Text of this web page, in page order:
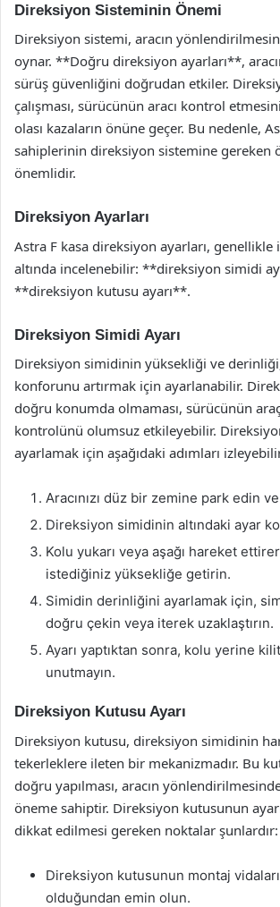
Direksiyon Sisteminin Önemi
Direksiyon sistemi, aracın
oynar. **Doğru direksiyon ayarları**,
sürüş güvenliğini doğrudan etkiler.
çalışması, sürücünün aracı kontrol
olası kazaların önüne geçer. Bu nedenle,
sahiplerinin direksiyon sistemine gereken
önemlidir.
Direksiyon Ayarları
Astra F kasa direksiyon ayarları, genellikle
altında incelenebilir: **direksiyon simidi
**direksiyon kutusu ayarı**.
Direksiyon Simidi Ayarı
Direksiyon simidinin yüksekliği ve
konforunu artırmak için ayarlanabilir.
doğru konumda olmaması, sürücünün
kontrolünü olumsuz etkileyebilir.
ayarlamak için aşağıdaki adımları
Aracınızı düz bir zemine park edin
Direksiyon simidinin altındaki ayar
Kolu yukarı veya aşağı hareket
istediğiniz yüksekliğe getirin.
Simidin derinliğini ayarlamak için,
doğru çekin veya iterek uzaklaştırın.
Ayarı yaptıktan sonra, kolu yerine
unutmayın.
Direksiyon Kutusu Ayarı
Direksiyon kutusu, direksiyon simidinin
tekerleklere ileten bir mekanizmadır. Bu
doğru yapılması, aracın
öneme sahiptir. Direksiyon kutusunun
dikkat edilmesi gereken noktalar şunlardır:
Direksiyon kutusunun montaj
olduğundan emin olun.